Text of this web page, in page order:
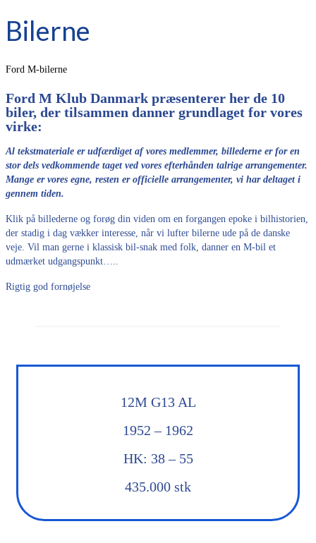
Bilerne
Ford M-bilerne
Ford M Klub Danmark præsenterer her de 10
biler, der tilsammen danner grundlaget for vores
virke:
Al tekstmateriale er udfærdiget af vores medlemmer, billederne er for en
stor dels vedkommende taget ved vores efterhånden talrige arrangementer.
Mange er vores egne, resten er officielle arrangementer, vi har deltaget i
gennem tiden.
Klik på billederne og forøg din viden om en forgangen epoke i bilhistorien,
der stadig i dag vækker interesse, når vi lufter bilerne ude på de danske
veje. Vil man gerne i klassisk bil-snak med folk, danner en M-bil et
udmærket udgangspunkt…..
Rigtig god fornøjelse
12M G13 AL
1952 – 1962
HK: 38 – 55
435.000 stk